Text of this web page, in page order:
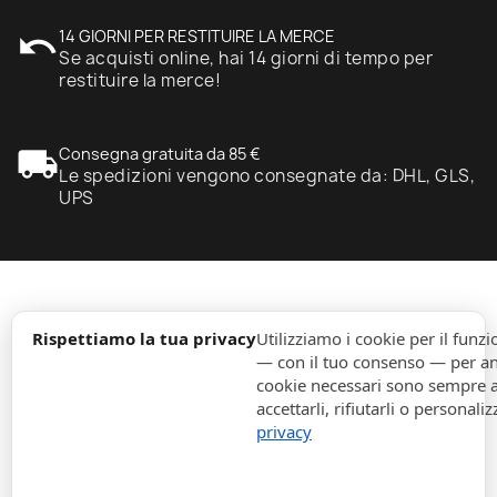
Rispettiamo la tua privacyUtilizziamo i cookie per il
— con il tuo consenso — per
cookie necessari sono
accettarli, rifiutarli o
privacy
undo14 GIORNI PER RESTITUIRE LA MERCE
Se acquisti online, hai 14 giorni di tempo per
restituire la merce!
local_shippingConsegna gratuita da 85 €
Le spedizioni vengono consegnate da: DHL, GLS,
UPS
expand_more
expand_more